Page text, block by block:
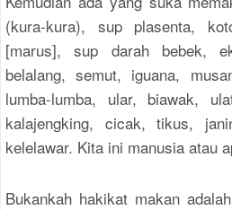
(kura-kura), sup plasenta,
[marus], sup darah bebek,
belalang, semut, iguana,
lumba-lumba, ular, biawak,
kalajengking, cicak, tikus,
kelelawar. Kita ini manusia atau
Bukankah hakikat makan